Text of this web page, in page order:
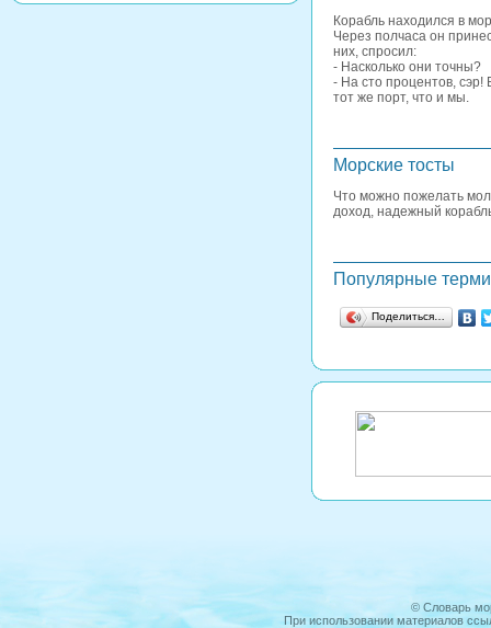
Коpабль находился в
Чеpез полчаса он
них, спpосил:
- Hасколько они точны?
- Hа сто пpоцентов, сэp!
тот же поpт, что и мы.
Морские тосты
Что можно пожелать
доход, надежный
Популярные
Поделиться…
© Словарь
При использовании материалов